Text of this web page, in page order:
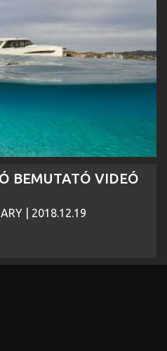
BEMUTATÓ VIDEÓ
| 2018.12.19